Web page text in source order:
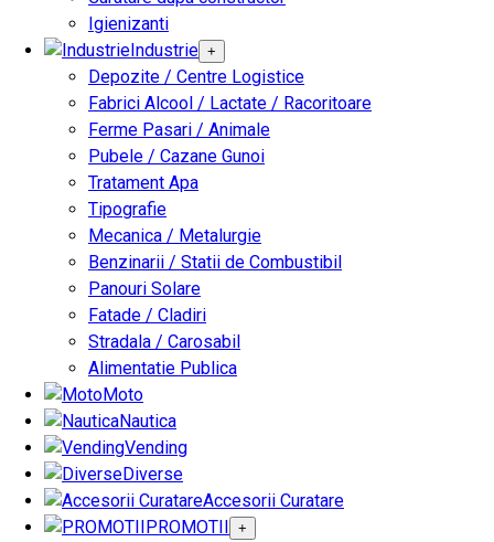
Igienizanti
Industrie +
Depozite / Centre Logistice
Fabrici Alcool / Lactate / Racoritoare
Ferme Pasari / Animale
Pubele / Cazane Gunoi
Tratament Apa
Tipografie
Mecanica / Metalurgie
Benzinarii / Statii de Combustibil
Panouri Solare
Fatade / Cladiri
Stradala / Carosabil
Alimentatie Publica
Moto
Nautica
Vending
Diverse
Accesorii Curatare
PROMOTII +